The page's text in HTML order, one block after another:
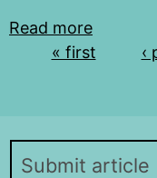
Read more
Pages
« first ‹
Submit article